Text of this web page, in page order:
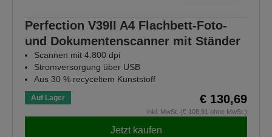
Perfection V39II A4 Flachbett-Foto-
und Dokumentenscanner mit Ständer
Scannen mit 4.800 dpi
Stromversorgung über USB
Aus 30 % recyceltem Kunststoff
Auf Lager € 130,69
inkl. MwSt. (€ 108,91 ohne MwSt.)
Jetzt kaufen